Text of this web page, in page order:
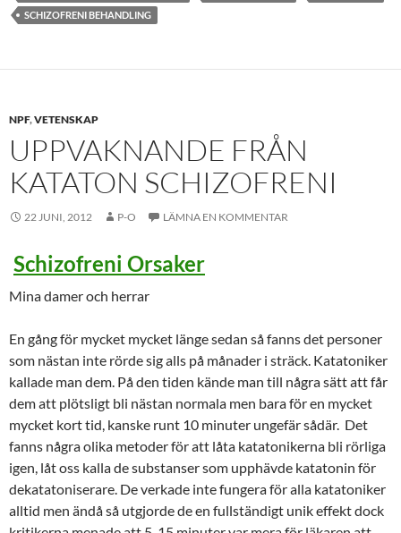
SCHIZOFRENI BEHANDLING
NPF,VETENSKAP
UPPVAKNANDE FRÅN
KATATON SCHIZOFRENI
22 JUNI, 2012 P-O LÄMNA EN KOMMENTAR
Schizofreni Orsaker
Mina damer och herrar
En gång för mycket mycket länge sedan så fanns det personer
som nästan inte rörde sig alls på månader i sträck. Katatoniker
kallade man dem. På den tiden kände man till några sätt att får
dem att plötsligt bli nästan normala men bara för en mycket
mycket kort tid, kanske runt 10 minuter ungefär sådär. Det
fanns några olika metoder för att låta katatonikerna bli rörliga
igen, låt oss kalla de substanser som upphävde katatonin för
dekatatoniserare. De verkade inte fungera för alla katatoniker
alltid men ändå så utgjorde de en fullständigt unik effekt dock